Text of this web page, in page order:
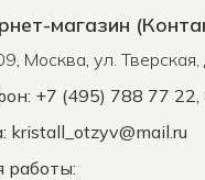
магазин
, Москва, ул.
+7 (495) 788 77
kristall_otzyv@mail.ru
работы: